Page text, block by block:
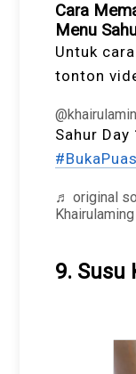
Cara
Menu
Untuk
tonton
Sahur
♬ original
Khairulaming
9. Susu